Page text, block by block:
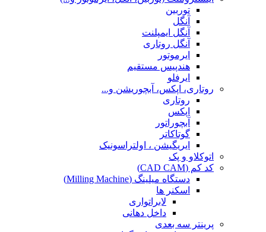
توربین
آنگل
آنگل ایمپلنت
آنگل روتاری
ایرموتور
هندپیس مستقیم
ایرفلو
روتاری، اپکس، آبچوریشن و...
روتاری
اپکس
آبچوراتور
گوتاکاتر
ایریگیشن ، اولتراسونیک
اتوکلاو و پک
کد کم (CAD CAM)
دستگاه میلینگ (Milling Machine)
اسکنر ها
لابراتواری
داخل دهانی
پرینتر سه بعدی